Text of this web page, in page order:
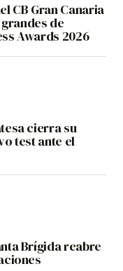
CB Gran Canaria
de
Awards 2026
cierra su
test ante el
Brígida reabre